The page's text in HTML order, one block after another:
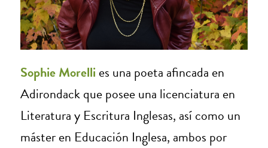
Sophie Morelli es una poeta afincada en
Adirondack que posee una licenciatura en
Literatura y Escritura Inglesas, así como un
máster en Educación Inglesa, ambos por